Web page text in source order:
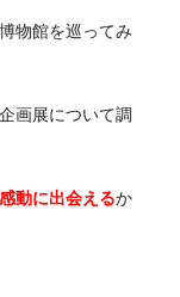
物館を巡ってみ
画展について調
動に出会えるか